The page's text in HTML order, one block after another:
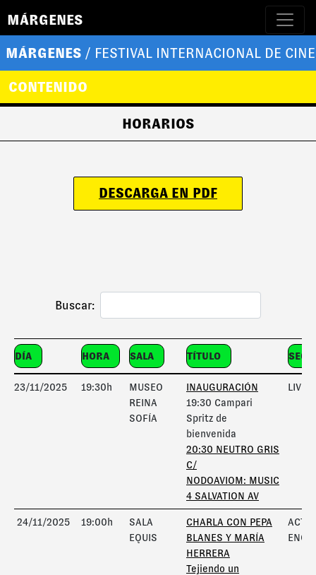
MÁRGENES
MÁRGENES / FESTIVAL INTERNACIONAL DE
CONTENIDO
HORARIOS
DESCARGA EN PDF
Buscar:
DÍA HORA SALA TÍTULO
23/11/2025 19:30h
MUSEO
REINA
SOFÍA
INAUGURACIÓN
19:30 Campari
Spritz de
bienvenida
20:30 NEUTRO GRIS
C/
NODOAVIOM: MUSIC
4 SALVATION AV
LIVE
24/11/2025 19:00h
SALA
EQUIS
CHARLA CON PEPA
BLANES Y MARÍA
HERRERA
Tejiendo un